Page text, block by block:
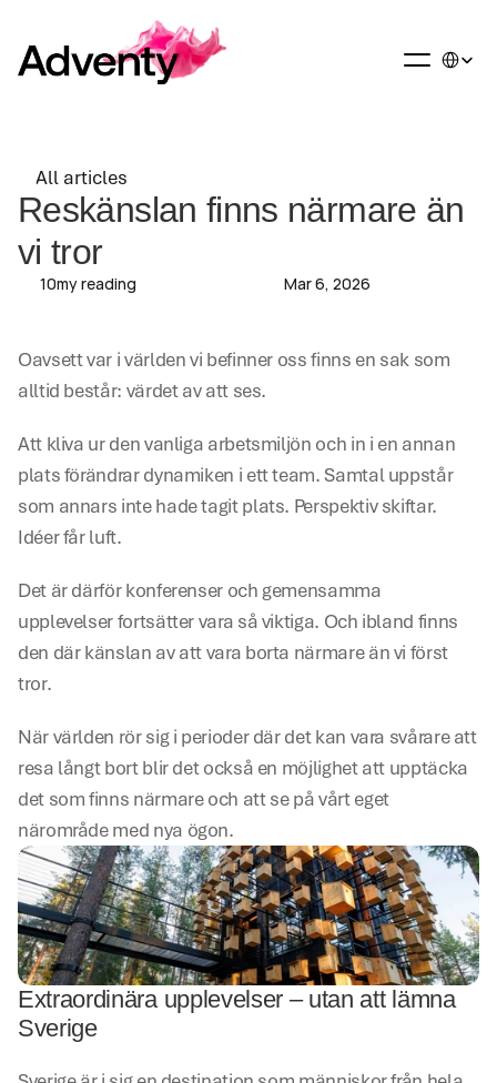
All articles
Reskänslan finns närmare än
vi tror
10my reading Mar 6, 2026
Oavsett var i världen vi befinner oss finns en sak som
alltid består: värdet av att ses.
Att kliva ur den vanliga arbetsmiljön och in i en annan
plats förändrar dynamiken i ett team. Samtal uppstår
som annars inte hade tagit plats. Perspektiv skiftar.
Idéer får luft.
Det är därför konferenser och gemensamma
upplevelser fortsätter vara så viktiga. Och ibland finns
den där känslan av att vara borta närmare än vi först
tror.
När världen rör sig i perioder där det kan vara svårare att
resa långt bort blir det också en möjlighet att upptäcka
det som finns närmare och att se på vårt eget
närområde med nya ögon.
Extraordinära upplevelser – utan att lämna
Sverige